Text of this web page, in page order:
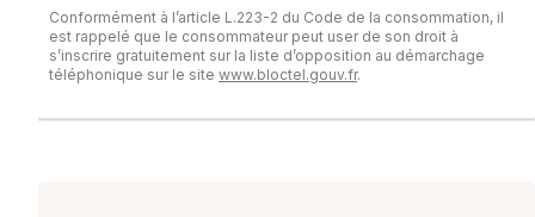
Conformément à l’article L.223-2 du Code de la consommation, il
est rappelé que le consommateur peut user de son droit à
s’inscrire gratuitement sur la liste d’opposition au démarchage
téléphonique sur le site www.bloctel.gouv.fr.